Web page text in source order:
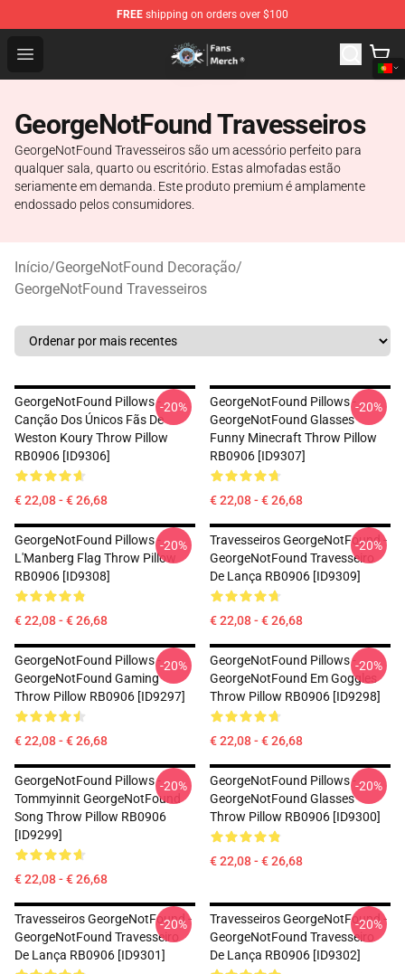
FREE shipping on orders over $100
Open menu
GeorgeNotFound Store - Official GeorgeNotFound
GeorgeNotFound Travesseiros
GeorgeNotFound Travesseiros são um acessório perfeito para
qualquer sala, quarto ou escritório. Estas almofadas estão
seriamente em demanda. Este produto premium é amplamente
endossado pelos consumidores.
Início/GeorgeNotFound Decoração/
GeorgeNotFound Travesseiros
GeorgeNotFound Pillows -
Canção Dos Únicos Fãs De
Weston Koury Throw Pillow
RB0906 [ID9306]
€ 22,08 - € 26,68
-20%
GeorgeNotFound Pillows -
GeorgeNotFound Glasses
Funny Minecraft Throw Pillow
RB0906 [ID9307]
€ 22,08 - € 26,68
-20%
GeorgeNotFound Pillows -
L'Manberg Flag Throw Pillow
RB0906 [ID9308]
€ 22,08 - € 26,68
-20%
Travesseiros GeorgeNotFound -
GeorgeNotFound Travesseiro
De Lança RB0906 [ID9309]
€ 22,08 - € 26,68
-20%
GeorgeNotFound Pillows -
GeorgeNotFound Gaming
Throw Pillow RB0906 [ID9297]
€ 22,08 - € 26,68
-20%
GeorgeNotFound Pillows -
GeorgeNotFound Em Goggles
Throw Pillow RB0906 [ID9298]
€ 22,08 - € 26,68
-20%
GeorgeNotFound Pillows -
Tommyinnit GeorgeNotFound
Song Throw Pillow RB0906
[ID9299]
€ 22,08 - € 26,68
-20%
GeorgeNotFound Pillows -
GeorgeNotFound Glasses
Throw Pillow RB0906 [ID9300]
€ 22,08 - € 26,68
-20%
Travesseiros GeorgeNotFound -
GeorgeNotFound Travesseiro
De Lança RB0906 [ID9301]
-20%
Travesseiros GeorgeNotFound -
GeorgeNotFound Travesseiro
De Lança RB0906 [ID9302]
-20%